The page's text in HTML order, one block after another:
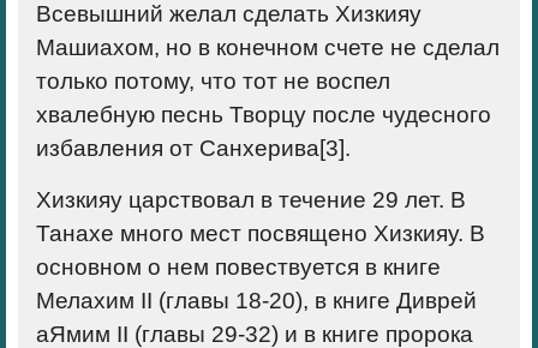
Всевышний желал сделать Хизкияу
Машиахом, но в конечном счете не сделал
только потому, что тот не воспел
хвалебную песнь Творцу после чудесного
избавления от Санхерива[3].
Хизкияу царствовал в течение 29 лет. В
Танахе много мест посвящено Хизкияу. В
основном о нем повествуется в книге
Мелахим II (главы 18-20), в книге Диврей
аЯмим II (главы 29-32) и в книге пророка